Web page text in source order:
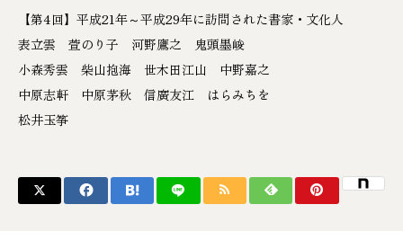
【第4回】平成21年～平成29年に訪問された書家・文化人
表立雲 萱のり子 河野鷹之 鬼頭墨峻
小森秀雲 柴山抱海 世木田江山 中野嘉之
中原志軒 中原茅秋 信廣友江 はらみちを
松井玉筝